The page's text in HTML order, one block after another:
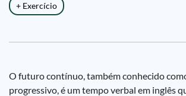
+ Exercício
O futuro contínuo, também conhecido
progressivo, é um tempo verbal em inglês